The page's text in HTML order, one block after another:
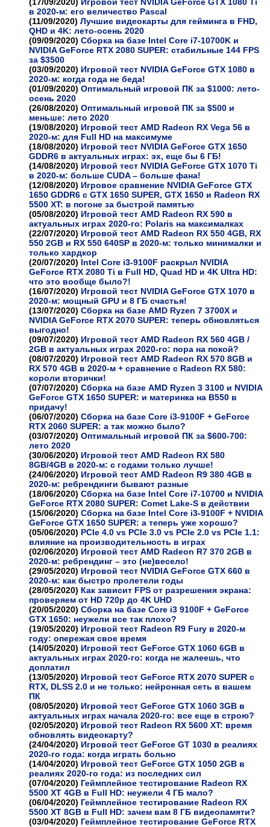
(17/09/2020) Игровой тест NVIDIA GeForce GTX 1080 Ti
в 2020-м: его величество Pascal
(11/09/2020) Лучшие видеокарты для гейминга в FHD,
QHD и 4K: лето-осень 2020
(09/09/2020) Сборка на базе Intel Core i7-10700K и
NVIDIA GeForce RTX 2080 SUPER: стабильные 144 FPS
за $3500
(03/09/2020) Игровой тест NVIDIA GeForce GTX 1080 в
2020-м: когда года не беда!
(01/09/2020) Оптимальный игровой ПК за $1000: лето-
осень 2020
(26/08/2020) Оптимальный игровой ПК за $500 и
меньше: лето 2020
(19/08/2020) Игровой тест AMD Radeon RX Vega 56 в
2020-м: для Full HD на максимуме
(18/08/2020) Игровой тест NVIDIA GeForce GTX 1650
GDDR6 в актуальных играх: эх, еще бы 6 ГБ!
(14/08/2020) Игровой тест NVIDIA GeForce GTX 1070 Ti
в 2020-м: больше CUDA – больше фана!
(12/08/2020) Игровое сравнение NVIDIA GeForce GTX
1650 GDDR6 с GTX 1650 SUPER, GTX 1650 и Radeon RX
5500 XT: в погоне за быстрой памятью
(05/08/2020) Игровой тест AMD Radeon RX 590 в
актуальных играх 2020-го: Polaris на максималках
(22/07/2020) Игровой тест AMD Radeon RX 550 4GB, RX
550 2GB и RX 550 640SP в 2020-м: только минималки и
только хардкор
(20/07/2020) Intel Core i3-9100F раскрыл NVIDIA
GeForce RTX 2080 Ti в Full HD, Quad HD и 4K Ultra HD:
что это вообще было?!
(16/07/2020) Игровой тест NVIDIA GeForce GTX 1070 в
2020-м: мощный GPU и 8 ГБ счастья!
(13/07/2020) Сборка на базе AMD Ryzen 7 3700X и
NVIDIA GeForce RTX 2070 SUPER: теперь обновляться
выгодно!
(09/07/2020) Игровой тест AMD Radeon RX 560 4GB /
2GB в актуальных играх 2020-го: пора на покой?
(08/07/2020) Игровой тест AMD Radeon RX 570 8GB и
RX 570 4GB в 2020-м + сравнение с Radeon RX 580:
короли вторички!
(07/07/2020) Сборка на базе AMD Ryzen 3 3100 и NVIDIA
GeForce GTX 1650 SUPER: и материнка на B550 в
придачу!
(06/07/2020) Сборка на базе Core i3-9100F + GeForce
RTX 2060 SUPER: а так можно было?
(03/07/2020) Оптимальный игровой ПК за $600-700:
лето 2020
(30/06/2020) Игровой тест AMD Radeon RX 580
8GB/4GB в 2020-м: с годами только лучше!
(24/06/2020) Игровой тест AMD Radeon R9 380 4GB в
2020-м: ребрендинги бывают разные
(18/06/2020) Сборка на базе Intel Core i7-10700 и NVIDIA
GeForce RTX 2080 SUPER: Comet Lake-S в действии
(15/06/2020) Сборка на базе Intel Core i3-9100F + NVIDIA
GeForce GTX 1650 SUPER: а теперь уже хорошо?
(05/06/2020) PCIe 4.0 vs PCIe 3.0 vs PCIe 2.0 vs PCIe 1.1:
влияние на производительность в играх
(02/06/2020) Игровой тест AMD Radeon R7 370 2GB в
2020-м: ребрендинг – это (не)весело!
(29/05/2020) Игровой тест NVIDIA GeForce GTX 660 в
2020-м: как быстро пролетели годы
(28/05/2020) Как зависит FPS от разрешения экрана:
проверяем от HD 720p до 4K UHD
(20/05/2020) Сборка на базе Core i3 9100F + GeForce
GTX 1650: неужели все так плохо?
(19/05/2020) Игровой тест Radeon R9 Fury в 2020-м
году: опережая свое время
(14/05/2020) Игровой тест GeForce GTX 1060 6GB в
актуальных играх 2020-го: когда не жалеешь, что
доплатил
(13/05/2020) Игровой тест GeForce RTX 2070 SUPER с
RTX, DLSS 2.0 и не только: нейронная сеть в вашем
ПК
(08/05/2020) Игровой тест GeForce GTX 1060 3GB в
актуальных играх начала 2020-го: все еще в строю?
(02/05/2020) Игровой тест Radeon RX 5600 XT: время
обновлять видеокарту?
(24/04/2020) Игровой тест GeForce GT 1030 в реалиях
2020-го года: когда играть больно
(14/04/2020) Игровой тест GeForce GTX 1050 2GB в
реалиях 2020-го года: из последних сил
(07/04/2020) Геймплейное тестирование Radeon RX
5500 XT 4GB в Full HD: неужели 4 ГБ мало?
(06/04/2020) Геймплейное тестирование Radeon RX
5500 XT 8GB в Full HD: зачем вам 8 ГБ видеопамяти?
(03/04/2020) Геймплейное тестирование GeForce RTX